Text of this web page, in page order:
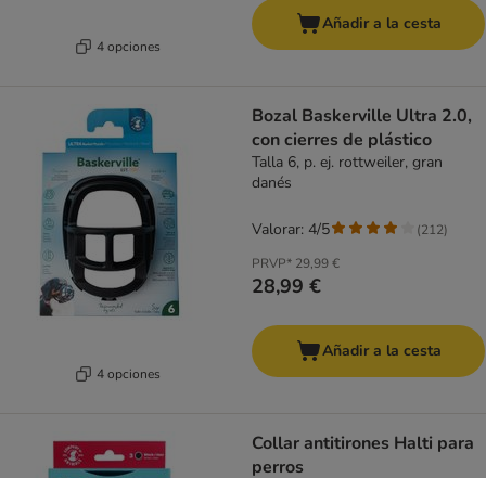
4 opciones
Añadir a la cesta
4 opciones
Bozal Baskerville Ultra 2.0,
con cierres de plástico
Talla 6, p. ej. rottweiler, gran
danés
PRVP* 29,99 €
28,99 €
Valorar: 4/5 (212)
Añadir a la cesta
Collar antitirones Halti para
perros